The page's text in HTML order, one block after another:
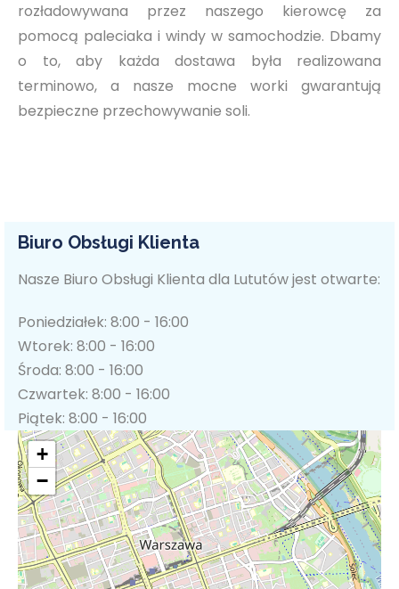
rozładowywana przez naszego kierowcę za
pomocą paleciaka i windy w samochodzie. Dbamy
o to, aby każda dostawa była realizowana
terminowo, a nasze mocne worki gwarantują
bezpieczne przechowywanie soli.
Biuro Obsługi Klienta
Nasze Biuro Obsługi Klienta dla Lututów jest otwarte:
Poniedziałek: 8:00 - 16:00
Wtorek: 8:00 - 16:00
Środa: 8:00 - 16:00
Czwartek: 8:00 - 16:00
Piątek: 8:00 - 16:00
+
−